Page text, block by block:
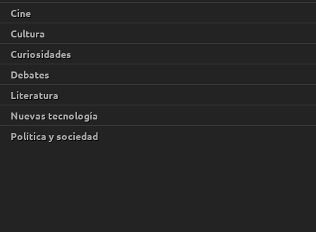
Cine
Cultura
Curiosidades
Debates
Literatura
Nuevas tecnología
Política y sociedad